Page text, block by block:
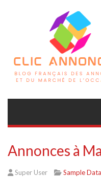
Annonces à
Super User
Sample